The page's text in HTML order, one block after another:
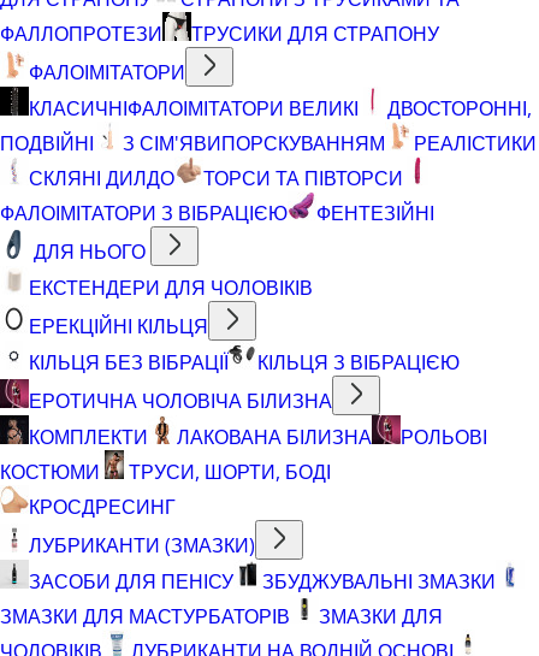
ФАЛЛОПРОТЕЗИ
ТРУСИКИ ДЛЯ СТРАПОНУ
ФАЛОІМІТАТОРИ
КЛАСИЧНІФАЛОІМІТАТОРИ ВЕЛИКІ
ДВОСТОРОННІ,
ПОДВІЙНІ
З СІМ'ЯВИПОРСКУВАННЯМ
РЕАЛІСТИКИ
СКЛЯНІ ДИЛДО
ТОРСИ ТА ПІВТОРСИ
ФАЛОІМІТАТОРИ З ВІБРАЦІЄЮ
ФЕНТЕЗІЙНІ
ДЛЯ НЬОГО
ЕКСТЕНДЕРИ ДЛЯ ЧОЛОВІКІВ
ЕРЕКЦІЙНІ КІЛЬЦЯ
КІЛЬЦЯ БЕЗ ВІБРАЦІЇ
КІЛЬЦЯ З ВІБРАЦІЄЮ
ЕРОТИЧНА ЧОЛОВІЧА БІЛИЗНА
КОМПЛЕКТИ
ЛАКОВАНА БІЛИЗНА
РОЛЬОВІ
КОСТЮМИ
ТРУСИ, ШОРТИ, БОДІ
КРОСДРЕСИНГ
ЛУБРИКАНТИ (ЗМАЗКИ)
ЗАСОБИ ДЛЯ ПЕНІСУ
ЗБУДЖУВАЛЬНІ ЗМАЗКИ
ЗМАЗКИ ДЛЯ МАСТУРБАТОРІВ
ЗМАЗКИ ДЛЯ